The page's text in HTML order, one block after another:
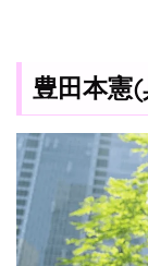
豊田本憲